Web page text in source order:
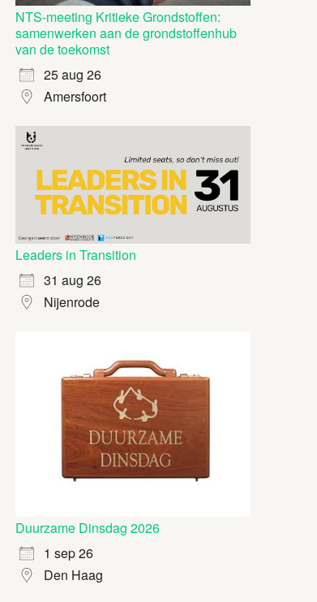
NTS-meeting Kritieke Grondstoffen:
samenwerken aan de grondstoffenhub
van de toekomst
25 aug 26
Amersfoort
Leaders in Transition
31 aug 26
Nijenrode
Duurzame Dinsdag 2026
1 sep 26
Den Haag